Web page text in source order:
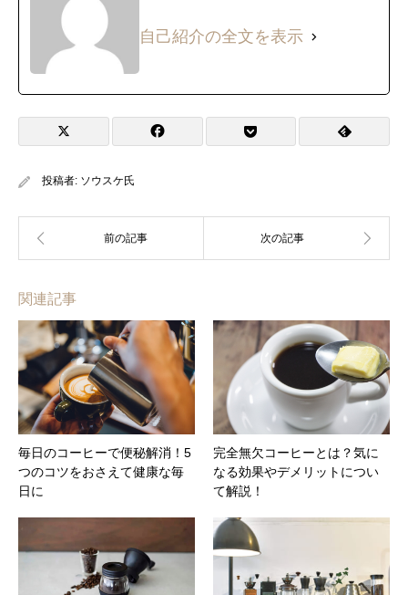
自己紹介の全文を表示
投稿者: ソウスケ氏
関連記事
毎日のコーヒーで便秘解消！5
つのコツをおさえて健康な毎
日に
完全無欠コーヒーとは？気に
なる効果やデメリットについ
て解説！